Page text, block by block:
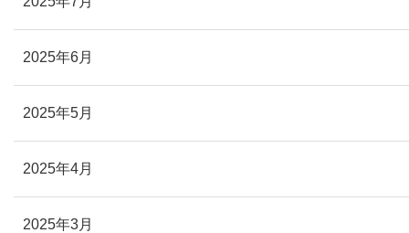
2025年6月
2025年5月
2025年4月
2025年3月